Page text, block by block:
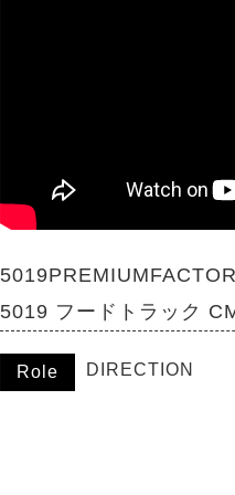
5019 フードトラック
Role DIRECTION